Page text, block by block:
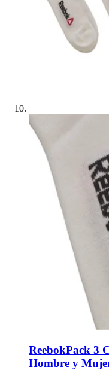
ReebokPack 3
Hombre y